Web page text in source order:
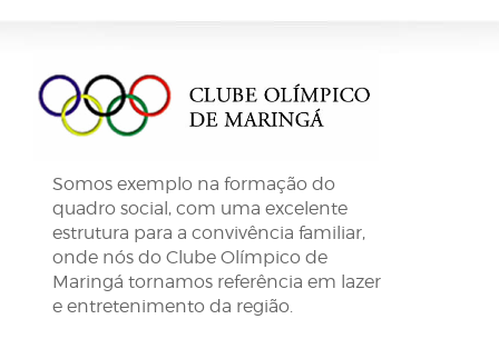
Somos exemplo na formação do
quadro social, com uma excelente
estrutura para a convivência familiar,
onde nós do Clube Olímpico de
Maringá tornamos referência em lazer
e entretenimento da região.